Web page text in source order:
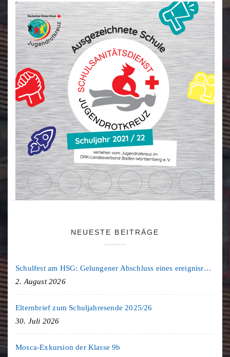
NEUESTE BEITRÄGE
Schulfest am HSG: Gelungener Abschluss eines ereignisreichen Schuljahres
2. August 2026
Elternbrief zum Schuljahresende 2025/26
30. Juli 2026
Mosca-Exkursion der Klasse 9b